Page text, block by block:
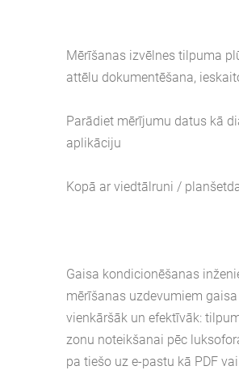
Mērīšanas izvēlnes tilpuma
attēlu dokumentēšana,
Parādiet mērījumu datus kā
aplikāciju
Kopā ar viedtālruni /
Gaisa kondicionēšanas
mērīšanas uzdevumiem
vienkāršāk un efektīvāk:
zonu noteikšanai pēc
pa tiešo uz e-pastu kā PDF